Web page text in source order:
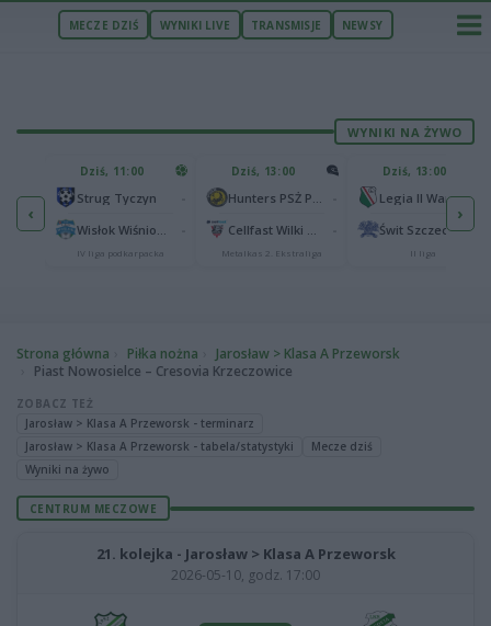
MECZE DZIŚ WYNIKI LIVE TRANSMISJE NEWSY
WYNIKI NA ŻYWO
‹
Podbeskidzie Bielsko-Biała2
2
Dziś, 11:00
Strug Tyczyn
IV liga podkarpacka
Dziś, 13:00
Metalkas 2. Ekstraliga
Dziś, 13:00
Legia II Warszawa
Świt Szczecin
II liga
›
Strona główna Piłka nożna
Jarosław > Klasa A Przeworsk
Piast Nowosielce – Cresovia Krzeczowice
ZOBACZ TEŻ
Jarosław > Klasa A Przeworsk - terminarz
Jarosław > Klasa A Przeworsk - tabela/statystyki
Mecze dziś
Wyniki na żywo
CENTRUM MECZOWE
21. kolejka - Jarosław > Klasa A Przeworsk
2026-05-10, godz. 17:00